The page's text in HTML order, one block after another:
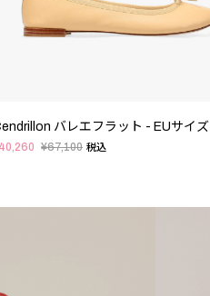
バレエフラット - EUサイズ
¥67,100 税込